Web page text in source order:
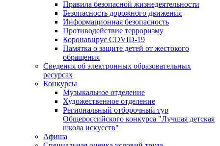
Правила безопасной жизнедеятельности
Безопасность дорожного движения
Информационная безопасность
Противодействие терроризму
Коронавирус COVID-19
Памятка о защите детей от жестокого
обращения
Сведения об электронных образовательных
ресурсах
Конкурсы
Музыкальное отделение
Художественное отделение
Региональный отборочный тур
Общероссийского конкурса "Лучшая детская
школа искусств"
Афиша